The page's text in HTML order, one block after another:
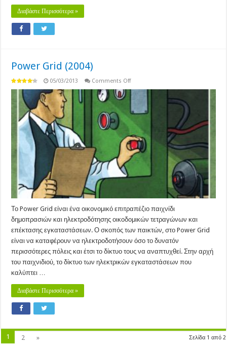
Διαβάστε Περισσότερα »
Power Grid (2004)
05/03/2013 Comments Offon
Το Power Grid είναι ένα οικονομικό επιτραπέζιο παιχνίδι
δημοπρασιών και ηλεκτροδότησης οικοδομικών τετραγώνων και
επέκτασης εγκαταστάσεων. Ο σκοπός των παικτών, στο Power Grid
είναι να καταφέρουν να ηλεκτροδοτήσουν όσο το δυνατόν
περισσότερες πόλεις και έτσι το δίκτυο τους να αναπτυχθεί. Στην αρχή
του παιχνιδιού, το δίκτυο των ηλεκτρικών εγκαταστάσεων που
καλύπτει …
Διαβάστε Περισσότερα »
Σελίδα 1 από 2
1 2 »